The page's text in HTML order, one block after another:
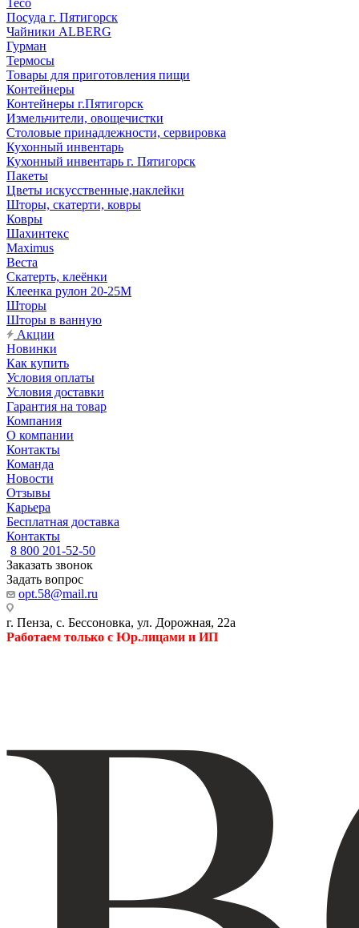
Teco
Посуда г. Пятигорск
Чайники ALBERG
Гурман
Термосы
Товары для приготовления пищи
Контейнеры
Контейнеры г.Пятигорск
Измельчители, овощечистки
Столовые принадлежности, сервировка
Кухонный инвентарь
Кухонный инвентарь г. Пятигорск
Пакеты
Цветы искусственные,наклейки
Шторы, скатерти, ковры
Ковры
Шахинтекс
Maximus
Веста
Скатерть, клеёнки
Клеенка рулон 20-25М
Шторы
Шторы в ванную
Акции
Новинки
Как купить
Условия оплаты
Условия доставки
Гарантия на товар
Компания
О компании
Контакты
Команда
Новости
Отзывы
Карьера
Бесплатная доставка
Контакты
8 800 201-52-50
Заказать звонок
Задать вопрос
opt.58@mail.ru
г. Пенза, с. Бессоновка, ул. Дорожная, 22а
Работаем только с Юр.лицами и ИП